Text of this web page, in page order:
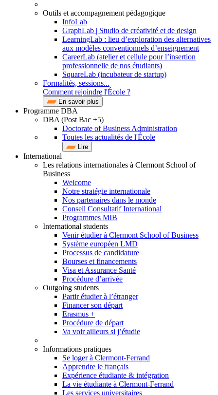
Outils et accompagnement pédagogique
InfoLab
GraphLab | Studio de créativité et de design
LearningLab : lieu d’exploration des alternatives
aux modèles conventionnels d’enseignement
CareerLab (atelier et cellule pour l’insertion
professionnelle de nos étudiants)
SquareLab (incubateur de startup)
Formalités, sessions...
Comment rejoindre l'École ?
En savoir plus
Programme DBA
DBA (Post Bac +5)
Doctorate of Business Administration
Toutes les actualités de l'École
Lire
International
Les relations internationales à Clermont School of
Business
Welcome
Notre stratégie internationale
Nos partenaires dans le monde
Conseil Consultatif International
Programmes MIB
International students
Venir étudier à Clermont School of Business
Système européen LMD
Processus de candidature
Bourses et financements
Visa et Assurance Santé
Procédure d’arrivée
Outgoing students
Partir étudier à l’étranger
Financer son départ
Erasmus +
Procédure de départ
Va voir ailleurs si j’étudie
Informations pratiques
Se loger à Clermont-Ferrand
Apprendre le français
Expérience étudiante & intégration
La vie étudiante à Clermont-Ferrand
Les services universitaires